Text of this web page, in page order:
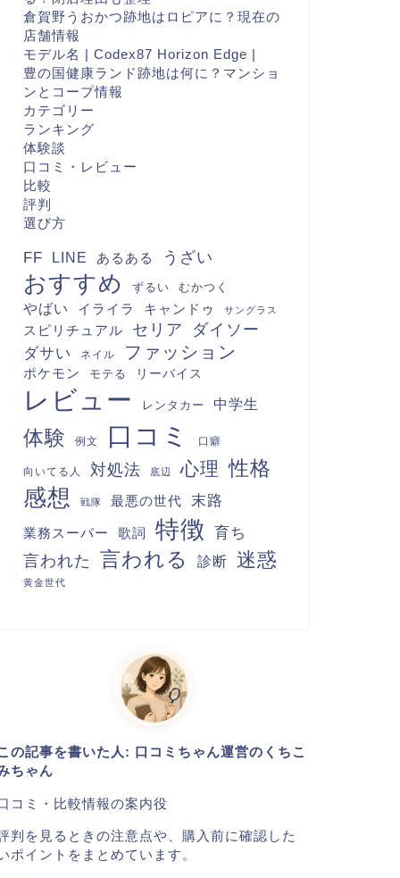
倉賀野うおかつ跡地はロピアに？現在の
店舗情報
モデル名 | Codex87 Horizon Edge |
豊の国健康ランド跡地は何に？マンショ
ンとコープ情報
カテゴリー
ランキング
体験談
口コミ・レビュー
比較
評判
選び方
FF LINE あるある うざい
おすすめ ずるい むかつく
やばい イライラ キャンドゥ サングラス
スピリチュアル セリア
ダイソー
ダサい
ネイル ファッション
ポケモン モテる リーバイス
レビュー レンタカー 中学生
体験 例文 口コミ 口癖
向いてる人 対処法 底辺 心理 性格
感想 戦隊 最悪の世代 末路
業務スーパー 歌詞 特徴 育ち
言われた 言われる 診断 迷惑
黄金世代
の記事を書いた人: 口コミちゃん運営のくちこ
ちゃん
コミ・比較情報の案内役
判を見るときの注意点や、購入前に確認した
ポイントをまとめています。